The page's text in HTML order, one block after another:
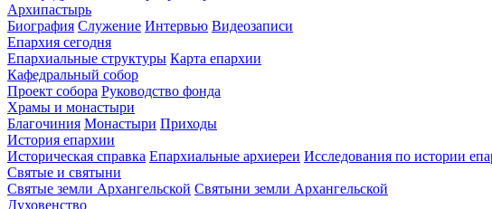
Архипастырь
Биография Служение Интервью Видеозаписи
Епархия сегодня
Епархиальные структуры Карта епархии
Кафедральный собор
Проект собора Руководство фонда
Храмы и монастыри
Благочиния Монастыри Приходы
История епархии
Историческая справка Епархиальные архиереи Исследования по истории
Святые и святыни
Святые земли Архангельской Святыни земли Архангельской
Духовенство